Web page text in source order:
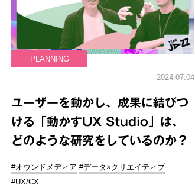
PLANNING
2024.07.04
ユーザーを動かし、成果に結びつ
ける「動かすUX Studio」は、
どのような研究をしているのか？
#オウンドメディア #データ×クリエイティブ
#UX/CX